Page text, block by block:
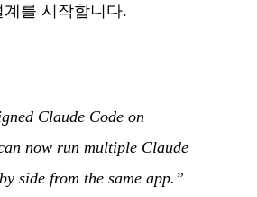
를 시작합니다.
Claude Code on
now run multiple Claude
side from the same app.”